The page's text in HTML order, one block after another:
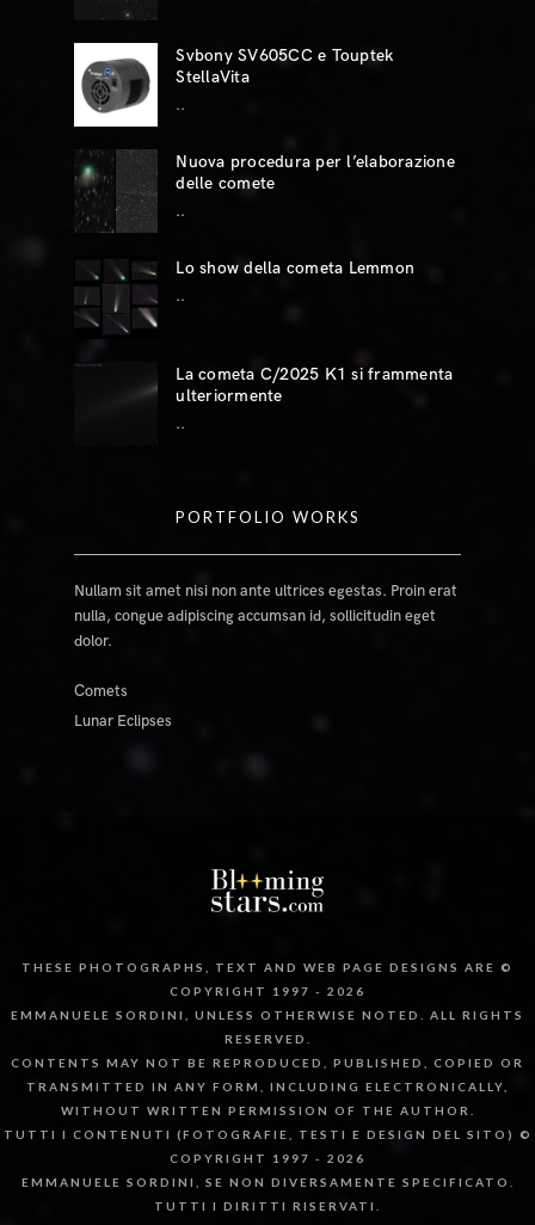
Svbony SV605CC e Touptek
StellaVita
..
Nuova procedura per l’elaborazione
delle comete
..
Lo show della cometa Lemmon
..
La cometa C/2025 K1 si frammenta
ulteriormente
..
PORTFOLIO WORKS
Nullam sit amet nisi non ante ultrices egestas. Proin erat
nulla, congue adipiscing accumsan id, sollicitudin eget
dolor.
Comets
Lunar Eclipses
THESE PHOTOGRAPHS, TEXT AND WEB PAGE DESIGNS ARE ©
COPYRIGHT 1997 - 2026
EMMANUELE SORDINI, UNLESS OTHERWISE NOTED. ALL RIGHTS
RESERVED.
CONTENTS MAY NOT BE REPRODUCED, PUBLISHED, COPIED OR
TRANSMITTED IN ANY FORM, INCLUDING ELECTRONICALLY,
WITHOUT WRITTEN PERMISSION OF THE AUTHOR.
TUTTI I CONTENUTI (FOTOGRAFIE, TESTI E DESIGN DEL SITO) ©
COPYRIGHT 1997 - 2026
EMMANUELE SORDINI, SE NON DIVERSAMENTE SPECIFICATO.
TUTTI I DIRITTI RISERVATI.